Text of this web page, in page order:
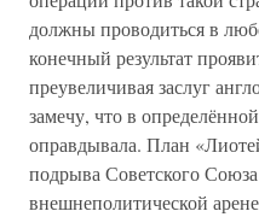
должны проводиться в
конечный результат
преувеличивая заслуг
замечу, что в
оправдывала. План
подрыва Советского
внешнеполитической